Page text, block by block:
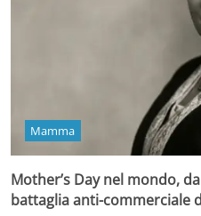
Mamma
Mother’s Day nel mondo,
battaglia anti-commerciale